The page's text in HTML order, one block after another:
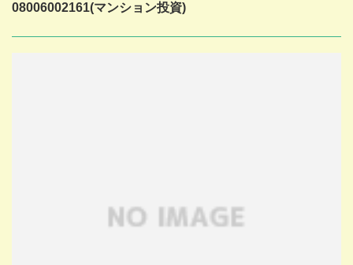
08006002161(マンション投資)